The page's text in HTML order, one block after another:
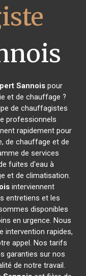
Sannois pour
et de chauffage ?
de chauffagistes
professionnels
rapidement pour
de chauffage et de
de services
fuites d'eau à
et de climatisation.
interviennent
entretiens et les
disponibles
en urgence. Nous
intervention rapides,
appel. Nos tarifs
garanties sur nos
de notre travail.